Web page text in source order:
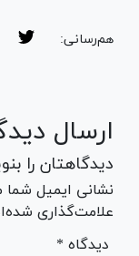
هم‌رسانی:
ارسال
دیدگاهتان را
نشانی ایمیل
علامت‌گذاری
* دیدگاه